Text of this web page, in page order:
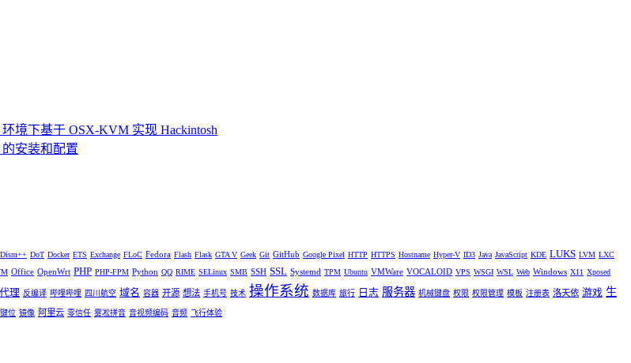
境下基于 OSX-KVM 实现 Hackintosh
安装和配置
Dism++ DoT Docker ETS Exchange FLoC Fedora Flash Flask GTA V Geek Git GitHub Google Pixel HTTP HTTPS Hostname Hyper-V ID3 Java JavaScript KDE LUKS LVM LXC
Office OpenWrt PHP PHP-FPM Python QQ RIME SELinux SMB SSH SSL Systemd TPM Ubuntu VMWare VOCALOID VPS WSGI WSL Web Windows X11 Xposed
理 反编译 哔哩哔哩 四川航空 域名 容器 开源 想法 手机号 技术 操作系统 数据库 旅行 日志 服务器 机械键盘 权限 权限管理 模板 注册表 洛天依 游戏 生
键位 镜像 阿里云 零信任 雾凇拼音 音视频编码 音频 飞行体验